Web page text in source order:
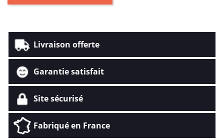
Livraison offerte
Garantie satisfait
Site sécurisé
Fabriqué en France